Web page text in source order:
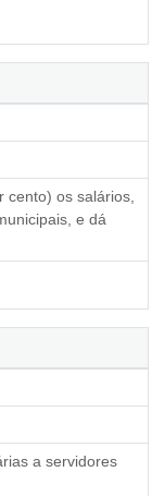
cento) os salários,
e dá
a servidores